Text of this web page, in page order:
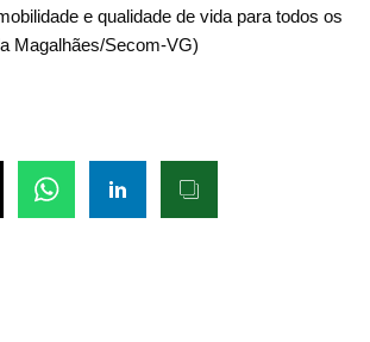
e qualidade de vida para todos os
Magalhães/Secom-VG)